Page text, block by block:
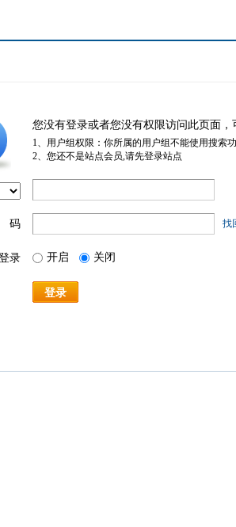
您没有登录或者您没有权限访问此页面
1、用户组权限：你所属的用户组不能使用搜索
2、您还不是站点会员,请先登录站点
码 找
录 开启 关闭
登录